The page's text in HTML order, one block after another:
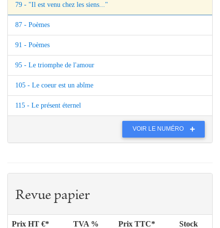
79 - "Il est venu chez les siens..."
87 - Poèmes
91 - Poèmes
95 - Le triomphe de l'amour
105 - Le coeur est un abîme
115 - Le présent éternel
VOIR LE NUMÉRO
Revue papier
Prix HT €* TVA % Prix TTC* Stock